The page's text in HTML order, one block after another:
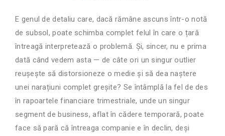
E genul de detaliu care, dacă rămâne ascuns într-o notă
de subsol, poate schimba complet felul în care o țară
întreagă interpretează o problemă. Și, sincer, nu e prima
dată când vedem asta — de câte ori un singur outlier
reușește să distorsioneze o medie și să dea naștere
unei narațiuni complet greșite? Se întâmplă la fel de des
în rapoartele financiare trimestriale, unde un singur
segment de business, aflat în cădere temporară, poate
face să pară că întreaga companie e în declin, deși